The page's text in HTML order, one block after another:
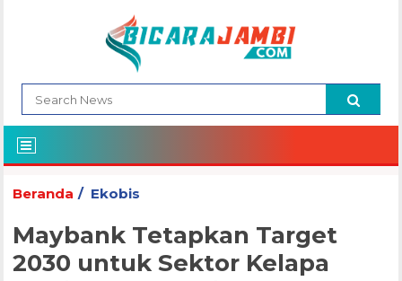
Beranda Ekobis
Maybank Tetapkan Target
2030 untuk Sektor Kelapa